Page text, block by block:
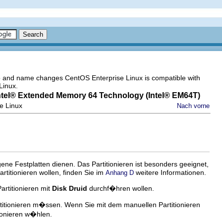
name changes CentOS Enterprise Linux is compatible with
® Extended Memory 64 Technology ( Intel ® EM64T)
Linux Nach vorne
Festplatten dienen. Das Partitionieren ist besonders geeignet,
wollen, finden Sie im Anhang D weitere Informationen.
mit Disk Druid durchf�hren wollen.
m�ssen. Wenn Sie mit dem manuellen Partitionieren
w�hlen.